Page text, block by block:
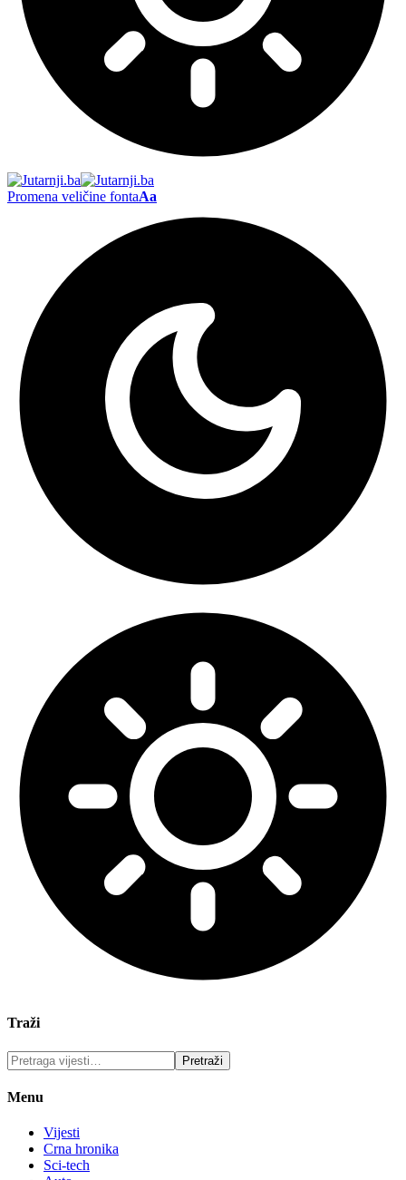
Promena veličine fontaAa
Traži
Menu
Vijesti
Crna hronika
Sci-tech